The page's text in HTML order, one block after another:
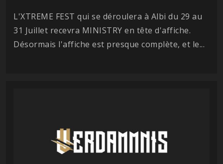
L'XTREME FEST qui se déroulera à Albi du 29 au
31 Juillet recevra MINISTRY en tête d'affiche.
Désormais l'affiche est presque complète, et le...